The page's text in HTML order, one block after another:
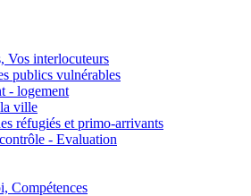
Vos interlocuteurs
publics vulnérables
- logement
ville
réfugiés et primo-arrivants
- Evaluation
Compétences